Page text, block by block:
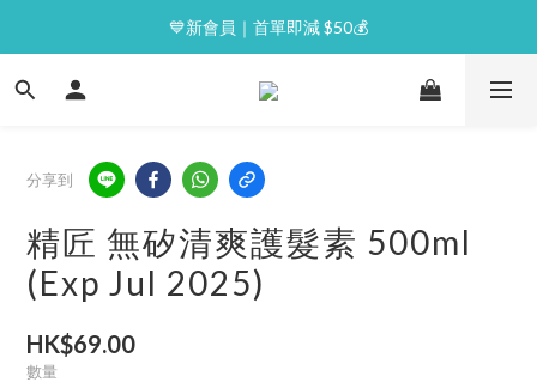
⭐逢星期一malluxe day｜7%購物金回贈
💙新會員｜首單即減 $50💰
⭐逢星期一malluxe day｜7%購物金回贈
分享到
精匠 無矽清爽護髮素 500ml
(Exp Jul 2025)
HK$69.00
數量